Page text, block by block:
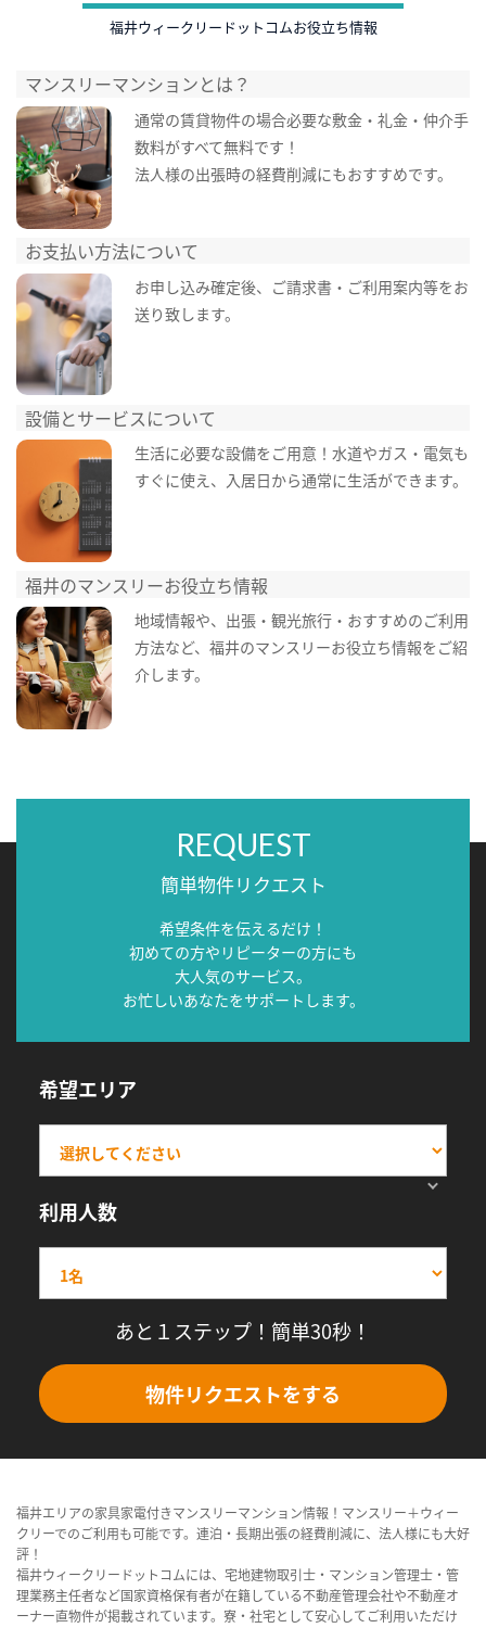
福井ウィークリードットコムお役立ち情報
マンスリーマンションとは？
通常の賃貸物件の場合必要な敷金・礼金・仲介手
数料がすべて無料です！
法人様の出張時の経費削減にもおすすめです。
お支払い方法について
お申し込み確定後、ご請求書・ご利用案内等をお
送り致します。
設備とサービスについて
生活に必要な設備をご用意！水道やガス・電気も
すぐに使え、入居日から通常に生活ができます。
福井のマンスリーお役立ち情報
地域情報や、出張・観光旅行・おすすめのご利用
方法など、福井のマンスリーお役立ち情報をご紹
介します。
REQUEST
簡単物件リクエスト
希望条件を伝えるだけ！
初めての方やリピーターの方にも
大人気のサービス。
お忙しいあなたをサポートします。
希望エリア
利用人数
あと１ステップ！簡単30秒！
物件リクエストをする
福井エリアの家具家電付きマンスリーマンション情報！マンスリー＋ウィー
クリーでのご利用も可能です。連泊・長期出張の経費削減に、法人様にも大好
評！
福井ウィークリードットコムには、宅地建物取引士・マンション管理士・管
理業務主任者など国家資格保有者が在籍している不動産管理会社や不動産オ
ーナー直物件が掲載されています。寮・社宅として安心してご利用いただけ